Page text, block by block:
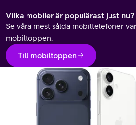
Vilka mobiler är populärast just nu?
Se våra mest sålda mobiltelefoner
mobiltoppen.
Till mobiltoppen